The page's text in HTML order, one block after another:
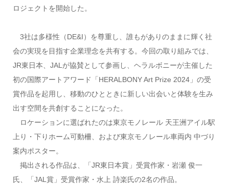
ロジェクトを開始した。
3社は多様性（DE&I）を尊重し、誰もがありのままに輝く社
会の実現を目指す企業理念を共有する。今回の取り組みでは、
JR東日本、JALが協賛として参画し、ヘラルボニーが主催した
初の国際アートアワード「HERALBONY Art Prize 2024」の受
賞作品を起用し、移動のひとときに新しい出会いと体験を生み
出す空間を共創することになった。
ロケーションに選ばれたのは東京モノレール 天王洲アイル駅
上り・下りホーム可動柵、および東京モノレール車両内 中づり
案内ポスター。
掲出される作品は、「JR東日本賞」受賞作家・岩瀬 俊一
氏、「JAL賞」受賞作家・水上 詩楽氏の2名の作品。